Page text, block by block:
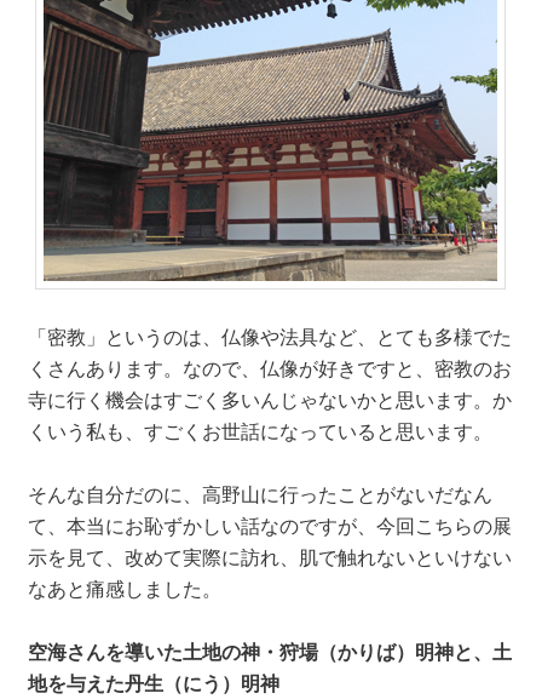
「密教」というのは、仏像や法具など、とても多様でた
くさんあります。なので、仏像が好きですと、密教のお
寺に行く機会はすごく多いんじゃないかと思います。か
くいう私も、すごくお世話になっていると思います。
そんな自分だのに、高野山に行ったことがないだなん
て、本当にお恥ずかしい話なのですが、今回こちらの展
示を見て、改めて実際に訪れ、肌で触れないといけない
なあと痛感しました。
空海さんを導いた土地の神・狩場（かりば）明神と、土
地を与えた丹生（にう）明神